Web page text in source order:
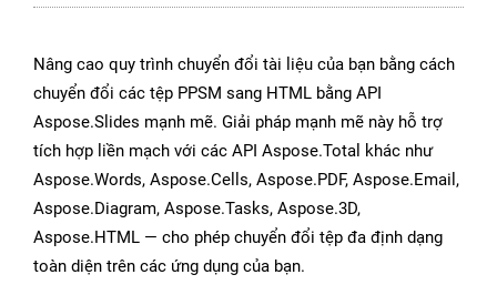
Nâng cao quy trình chuyển đổi tài liệu của bạn bằng cách
chuyển đổi các tệp PPSM sang HTML bằng API
Aspose.Slides mạnh mẽ. Giải pháp mạnh mẽ này hỗ trợ
tích hợp liền mạch với các API Aspose.Total khác như
Aspose.Words, Aspose.Cells, Aspose.PDF, Aspose.Email,
Aspose.Diagram, Aspose.Tasks, Aspose.3D,
Aspose.HTML — cho phép chuyển đổi tệp đa định dạng
toàn diện trên các ứng dụng của bạn.